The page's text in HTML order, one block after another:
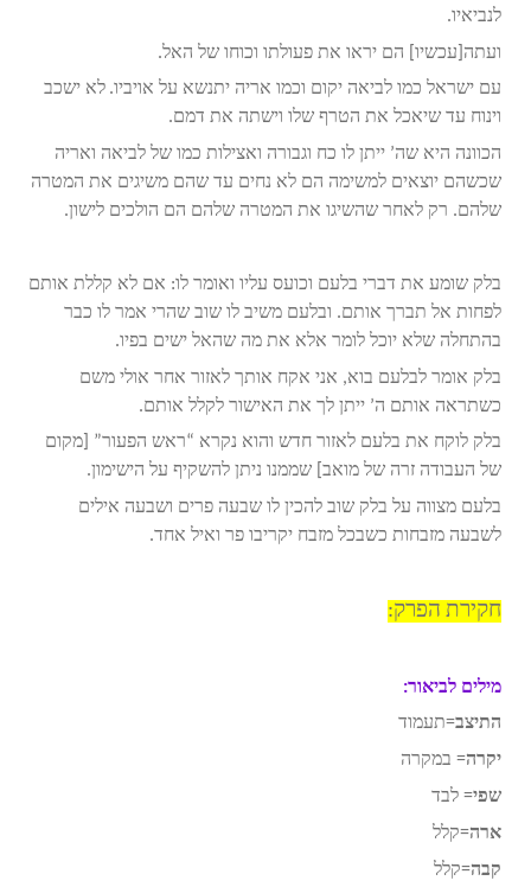
לנביאיו.
ועתה[עכשיו] הם יראו את פעולתו וכוחו של האל.
עם ישראל כמו לביאה יקום וכמו אריה יתנשא על אויביו. לא ישכב
וינוח עד שיאכל את הטרף שלו וישתה את דמם.
הכוונה היא שה’ ייתן לו כח וגבורה ואצילות כמו של לביאה ואריה
שכשהם יוצאים למשימה הם לא נחים עד שהם משיגים את המטרה
שלהם. רק לאחר שהשיגו את המטרה שלהם הם הולכים לישון.
בלק שומע את דברי בלעם וכועס עליו ואומר לו: אם לא קללת אותם
לפחות אל תברך אותם. ובלעם משיב לו שוב שהרי אמר לו כבר
בהתחלה שלא יוכל לומר אלא את מה שהאל ישים בפיו.
בלק אומר לבלעם בוא, אני אקח אותך לאזור אחר אולי משם
כשתראה אותם ה’ ייתן לך את האישור לקלל אותם.
בלק לוקח את בלעם לאזור חדש והוא נקרא “ראש הפעור” [מקום
של העבודה זרה של מואב] שממנו ניתן להשקיף על הישימון.
בלעם מצווה על בלק שוב להכין לו שבעה פרים ושבעה אילים
לשבעה מזבחות כשבכל מזבח יקריבו פר ואיל אחד.
חקירת הפרק:
מילים לביאור:
התיצב=תעמוד
יקרה= במקרה
שפי= לבד
ארה=קלל
קבה=קלל